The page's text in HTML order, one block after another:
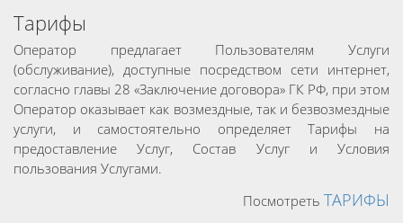
Тарифы
Оператор предлагает Пользователям Услуги
(обслуживание), доступные посредством сети интернет,
согласно главы 28 «Заключение договора» ГК РФ, при этом
Оператор оказывает как возмездные, так и безвозмездные
услуги, и самостоятельно определяет Тарифы на
предоставление Услуг, Состав Услуг и Условия
пользования Услугами.
Посмотреть ТАРИФЫ